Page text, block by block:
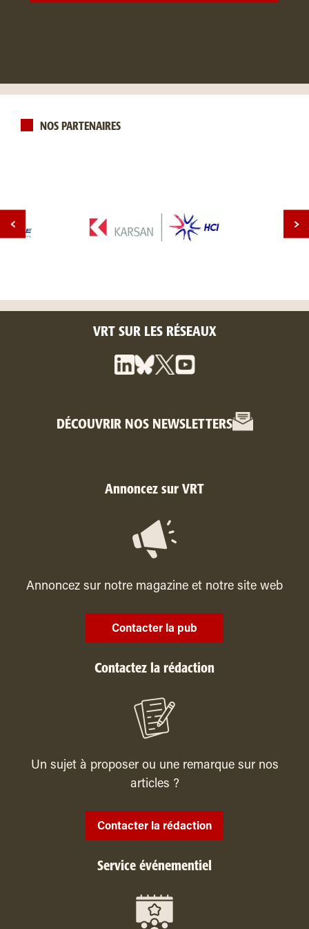
NOS PARTENAIRES
VRT SUR LES RÉSEAUX
DÉCOUVRIR NOS NEWSLETTERS
Annoncez sur VRT
Annoncez sur notre magazine et notre site web
Contacter la pub
Contactez la rédaction
Un sujet à proposer ou une remarque sur nos
articles ?
Contacter la rédaction
Service événementiel